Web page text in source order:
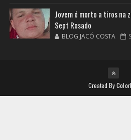
Jovem é morto a tiros na
Sept Rosado
BLOG JACÓ COSTA
Created By